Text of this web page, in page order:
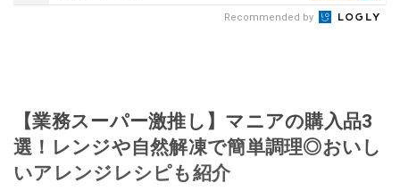
Recommended by
【業務スーパー激推し】マニアの購入品3
選！レンジや自然解凍で簡単調理◎おいし
いアレンジレシピも紹介